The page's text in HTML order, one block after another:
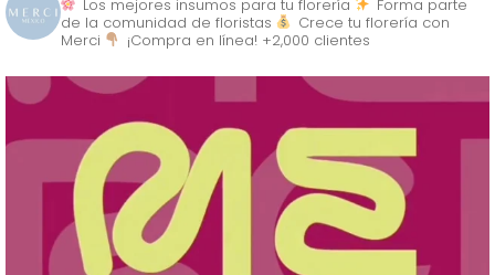
Los mejores insumos para tu florería
Forma parte
de la comunidad de floristas
Crece tu florería con
Merci
¡Compra en línea! +2,000 clientes